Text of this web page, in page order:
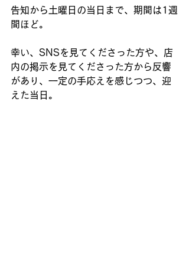
告知から土曜日の当日まで、期間は1週
間ほど。
幸い、SNSを見てくださった方や、店
内の掲示を見てくださった方から反響
があり、一定の手応えを感じつつ、迎
えた当日。